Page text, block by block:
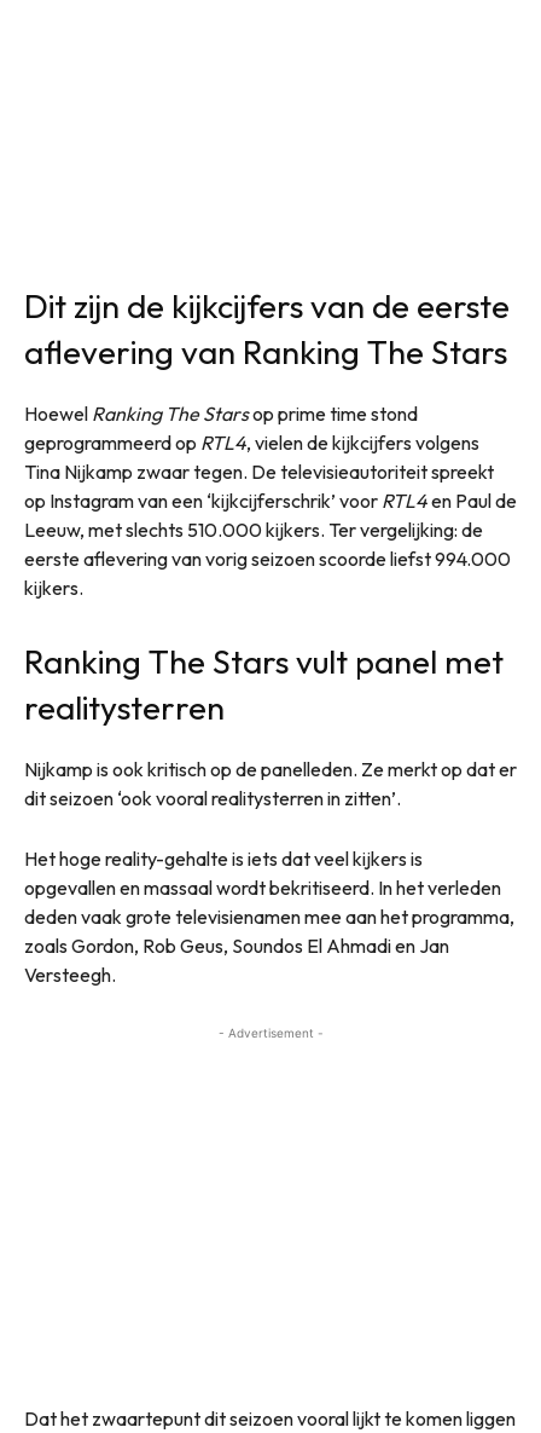
Dit zijn de kijkcijfers van de eerste
aflevering van Ranking The Stars
Hoewel Ranking The Starsop prime time stond
geprogrammeerd op RTL4, vielen de kijkcijfers volgens
Tina Nijkamp zwaar tegen. De televisieautoriteit spreekt
op Instagram van een ‘kijkcijferschrik’ voor RTL4en Paul de
Leeuw, met slechts 510.000 kijkers. Ter vergelijking: de
eerste aflevering van vorig seizoen scoorde liefst 994.000
kijkers.
Ranking The Stars vult panel met
realitysterren
Nijkamp is ook kritisch op de panelleden. Ze merkt op dat er
dit seizoen ‘ook vooral realitysterren in zitten’.
Het hoge reality-gehalte is iets dat veel kijkers is
opgevallen en massaal wordt bekritiseerd. In het verleden
deden vaak grote televisienamen mee aan het programma,
zoals Gordon, Rob Geus, Soundos El Ahmadi en Jan
Versteegh.
- Advertisement -
Dat het zwaartepunt dit seizoen vooral lijkt te komen liggen